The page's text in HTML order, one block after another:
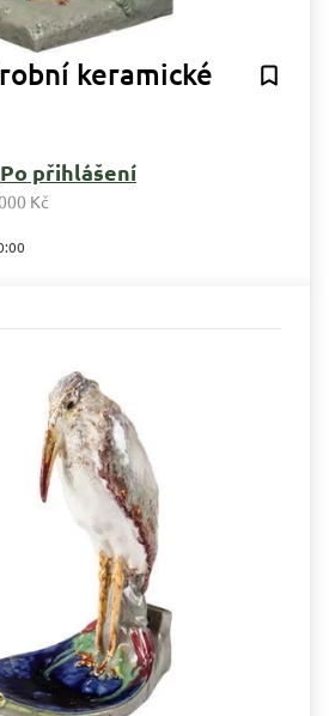
keramické
Po přihlášení
Kč